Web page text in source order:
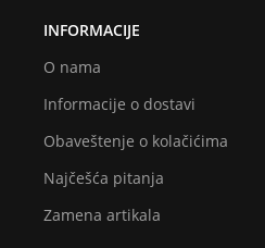
INFORMACIJE
O nama
Informacije o dostavi
Obaveštenje o kolačićima
Najčešća pitanja
Zamena artikala